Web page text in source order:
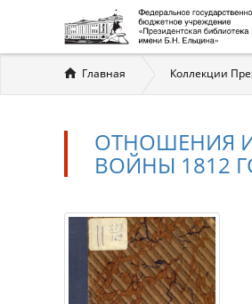
Вы
здесь
Главная Коллекции
ОТНОШЕНИЯ
ВОЙНЫ 1812